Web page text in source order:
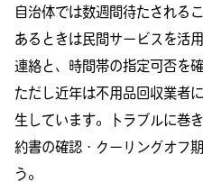
自治体では数週間待たされる
あるときは民間サービスを活
連絡と、時間帯の指定可否を
ただし近年は不用品回収業者
生しています。トラブルに巻
約書の確認・クーリングオフ
う。